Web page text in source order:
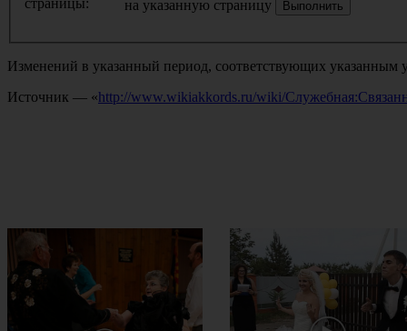
на указанную страницу
Изменений в указанный период, соответствующих указанным
Источник — «http://www.wikiakkords.ru/wiki/